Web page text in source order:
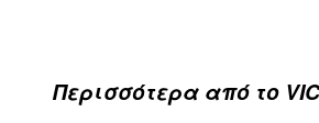
Περισσότερα από το